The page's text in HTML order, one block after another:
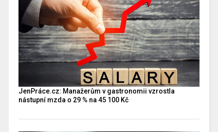
JenPráce.cz: Manažerům v gastronomii vzrostla
nástupní mzda o 29 % na 45 100 Kč